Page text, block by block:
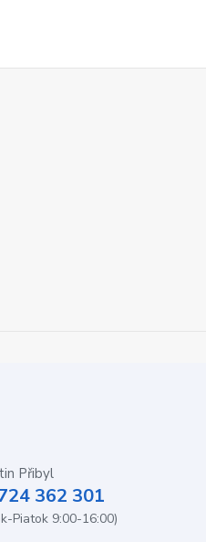
Přibyl
362 301
Piatok 9:00-16:00)